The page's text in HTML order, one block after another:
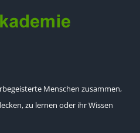
Menschen zusammen,
zu lernen oder ihr Wissen